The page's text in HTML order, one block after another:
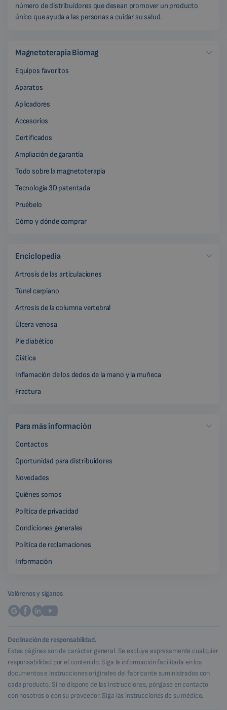
número de distribuidores que desean promover un producto
único que ayuda a las personas a cuidar su salud.
Magnetoterapia Biomag
Equipos favoritos
Aparatos
Aplicadores
Accesorios
Certificados
Ampliación de garantía
Todo sobre la magnetoterapia
Tecnología 3D patentada
Pruébelo
Cómo y dónde comprar
Enciclopedia
Artrosis de las articulaciones
Túnel carpiano
Artrosis de la columna vertebral
Úlcera venosa
Pie diabético
Ciática
Inflamación de los dedos de la mano y la muñeca
Fractura
Para más información
Contactos
Oportunidad para distribuidores
Novedades
Quiénes somos
Política de privacidad
Condiciones generales
Política de reclamaciones
Información
Valórenos y síganos
Declinación de responsabilidad.
Estas páginas son de carácter general. Se excluye expresamente cualquier
responsabilidad por el contenido. Siga la información facilitada en los
documentos e instrucciones originales del fabricante suministrados con
cada producto. Si no dispone de las instrucciones, póngase en contacto
con nosotros o con su proveedor. Siga las instrucciones de su médico.